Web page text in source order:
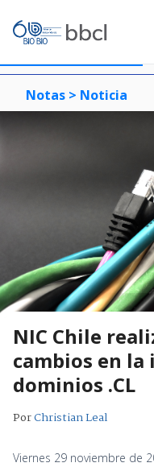
Notas > Noticia
NIC Chile
cambios en
dominios .CL
PorChristian Leal
Viernes 29 noviembre de